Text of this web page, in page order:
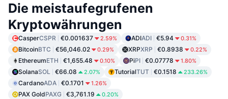
Die meistaufegrufenen
Kryptowährungen
CasperCSPR €0.001637 2.59% ADIADI €5.94 0.31%
BitcoinBTC €56,046.02 0.29% XRPXRP €0.8938 0.22%
EthereumETH €1,655.48 0.10% PiPI €0.07778 1.80%
SolanaSOL €66.08 2.07% TutorialTUT €0.1518 233.26%
CardanoADA €0.1701 1.26%
PAX GoldPAXG €3,761.19 0.20%